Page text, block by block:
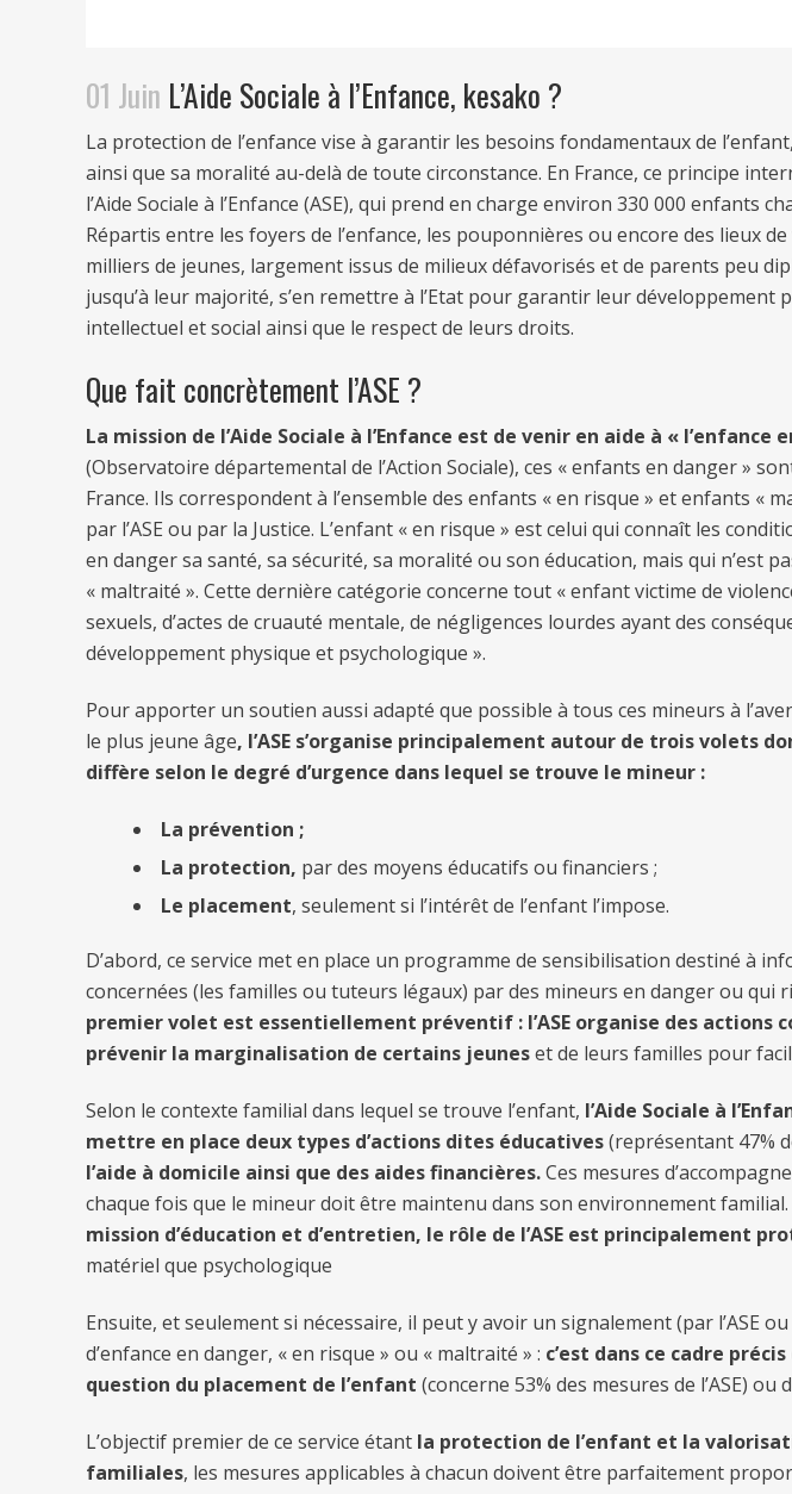
01 Juin L’Aide Sociale à l’Enfance, kesako ?
La protection de l’enfance vise à garantir les besoins fondamentaux de
ainsi que sa moralité au-delà de toute circonstance. En France, ce principe
l’Aide Sociale à l’Enfance (ASE), qui prend en charge environ 330 000 enfants
Répartis entre les foyers de l’enfance, les pouponnières ou encore des lieux de
milliers de jeunes, largement issus de milieux défavorisés et de parents peu
jusqu’à leur majorité, s’en remettre à l’Etat pour garantir leur développement
intellectuel et social ainsi que le respect de leurs droits.
Que fait concrètement l’ASE ?
La mission de l’Aide Sociale à l’Enfance est de venir en aide à « l’enfance
(Observatoire départemental de l’Action Sociale), ces « enfants en danger »
France. Ils correspondent à l’ensemble des enfants « en risque » et enfants «
par l’ASE ou par la Justice. L’enfant « en risque » est celui qui connaît les
en danger sa santé, sa sécurité, sa moralité ou son éducation, mais qui n’est
« maltraité ». Cette dernière catégorie concerne tout « enfant victime de
sexuels, d’actes de cruauté mentale, de négligences lourdes ayant des
développement physique et psychologique ».
Pour apporter un soutien aussi adapté que possible à tous ces mineurs à
le plus jeune âge, l’ASE s’organise principalement autour de trois volets
diffère selon le degré d’urgence dans lequel se trouve le mineur :
La prévention ;
La protection, par des moyens éducatifs ou financiers ;
Le placement, seulement si l’intérêt de l’enfant l’impose.
D’abord, ce service met en place un programme de sensibilisation destiné à
concernées (les familles ou tuteurs légaux) par des mineurs en danger ou qui
premier volet est essentiellement préventif : l’ASE organise des actions
prévenir la marginalisation de certains jeuneset de leurs familles pour
Selon le contexte familial dans lequel se trouve l’enfant, l’Aide Sociale à
mettre en place deux types d’actions dites éducatives(représentant 47%
l’aide à domicile ainsi que des aides financières.Ces mesures
chaque fois que le mineur doit être maintenu dans son environnement familial.
mission d’éducation et d’entretien, le rôle de l’ASE est principalement
matériel que psychologique
Ensuite, et seulement si nécessaire, il peut y avoir un signalement (par l’ASE
d’enfance en danger, « en risque » ou « maltraité » : c’est dans ce cadre
question du placement de l’enfant (concerne 53% des mesures de l’ASE) ou
L’objectif premier de ce service étant la protection de l’enfant et la
familiales, les mesures applicables à chacun doivent être parfaitement